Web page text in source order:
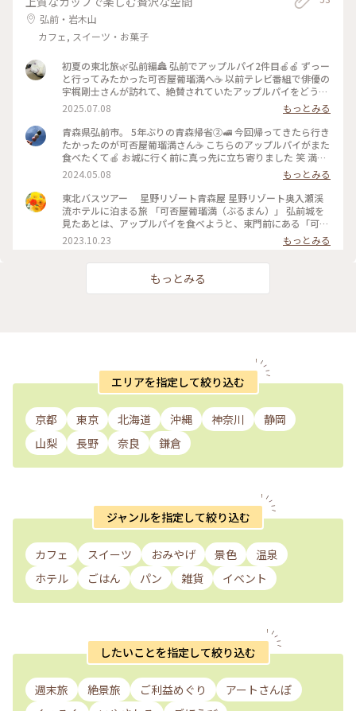
弘前・岩木山
カフェ, スイーツ・お菓子
初夏の東北旅🌿弘前編🏯 弘前でアップルパイ2件目🍎🍎 ずっー
と行ってみたかった可否屋葡瑠満へ☕️ 以前テレビ番組で俳優の
宇梶剛士さんが訪れて、絶賛されていたアップルパイをどうし
ても 食べてみたかったのです🤭 今回、念願叶って行く事が出
来ました✨✨ 「手で持ってお召し上がり下さい」とご主人👨‍🦰
美味しい珈琲と共に頂きます☕️ サクッとしたパイに程良い甘さ
の煮リンゴ🍎 シナモンの香りがたまらない素朴だけど 本当に
美味しいアップルパイです🥧 軽いので何個でも食べれそうで
した🤭 静かなお店の雰囲気、美味しいコーヒー、 素敵なスー
ツ姿のマスター👨‍🦰 カウンター席は常連様の指定席🈯️ マスタ
ーとの会話も地元の話やお天気、 なんかとっても良い雰囲気
☺️ 私も常連になりたいな〜と(近くなら 笑) 思うほど本当に素
敵な喫茶店でした✨✨ #アートな景色 #ゆるり夏時間 #ことりっ
ぷ青森 #アップルパイ #可否屋葡瑠満 #青森ドライブ #弘前ア
2025.07.08
もっとみる
青森県弘前市。 5年ぶりの青森帰省②🚅 今回帰ってきたら行き
たかったのが可否屋葡瑠満さん☕️ こちらのアップルパイがまた
食べたくて🍎 お城に行く前に真っ先に立ち寄りました 笑 満席
でしたが、わりとすぐに案内していただけました。 再訪でき
て大満足です🎵 2024.5.3 ・ #弘前カフェ #アップルパイ #可否
屋葡瑠満
2024.05.08
もっとみる
東北バスツアー 星野リゾート青森屋 星野リゾート奥入瀬渓
流ホテルに泊まる旅 「可否屋葡瑠満（ぶるまん）」 弘前城を
見たあとは、アップルパイを食べようと、東門前にある「可否
屋葡瑠満（ぶるまん）」に入りました。 店内にはクラシカル
な家具やランプ、置物が綺麗に飾られていて、カウンター後ろ
にはずらりとカップ＆ソーサーが並んでいました。大倉陶園の
てしまいました。 さて、出発までもう少し時間があるので、弘
前の建築と弘前カトリック教会のステンドグラスを見に行こう
城 #可否屋葡瑠満 #アップルパイ #カウンターは #常連さんの
席
2023.10.23 もっとみる
もっとみる
エリアを指定して絞り込む
京都 東京 北海道 沖縄 神奈川
静岡
山梨
長野 奈良 鎌倉
ジャンルを指定して絞り込む
カフェ スイーツ おみやげ 景色
温泉
ホテル
ごはん パン 雑貨 イベント
したいことを指定して絞り込む
週末旅 絶景旅 ご利益めぐり
アートさんぽ